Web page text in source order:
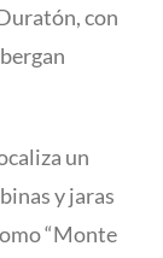
con
un
y jaras
“Monte